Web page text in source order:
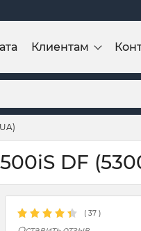
Клиентам
DF
( 37 )